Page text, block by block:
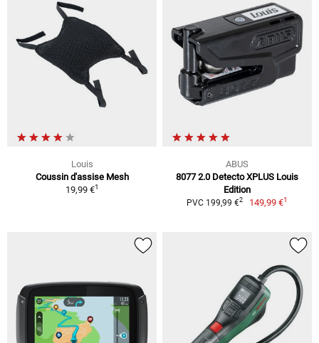
Louis
Coussin d'assise Mesh
19,99 €1
ABUS
8077 2.0 Detecto XPLUS Louis
Edition
PVC 199,99 €2 149,99 €1